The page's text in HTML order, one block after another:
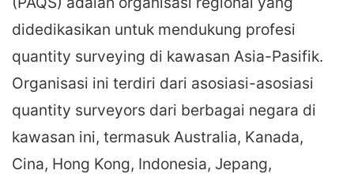
didedikasikan untuk mendukung profesi
quantity surveying di kawasan Asia-Pasifik.
Organisasi ini terdiri dari asosiasi-asosiasi
quantity surveyors dari berbagai negara di
kawasan ini, termasuk Australia, Kanada,
Cina, Hong Kong, Indonesia, Jepang,